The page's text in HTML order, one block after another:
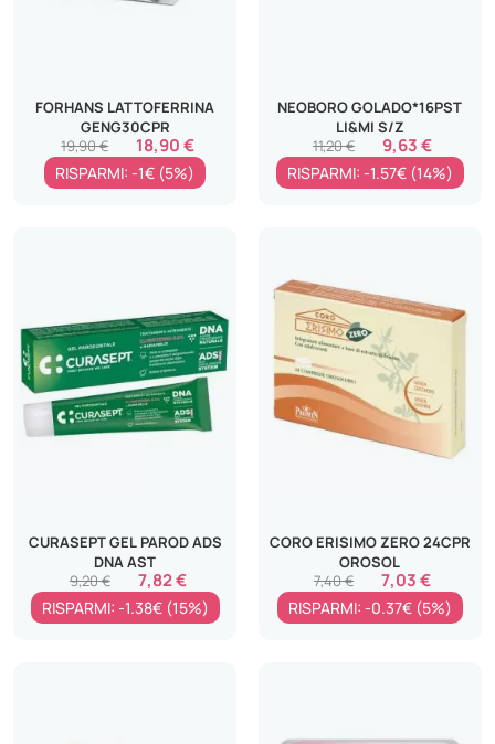
FORHANS LATTOFERRINA
GENG30CPR
18,90 €
19,90 €
RISPARMI: -1€ (5%)
NEOBORO GOLADO*16PST
LI&MI S/Z
9,63 €
11,20 €
RISPARMI: -1.57€ (14%)
CURASEPT GEL PAROD ADS
DNA AST
7,82 €
9,20 €
RISPARMI: -1.38€ (15%)
CORO ERISIMO ZERO 24CPR
OROSOL
7,03 €
7,40 €
RISPARMI: -0.37€ (5%)